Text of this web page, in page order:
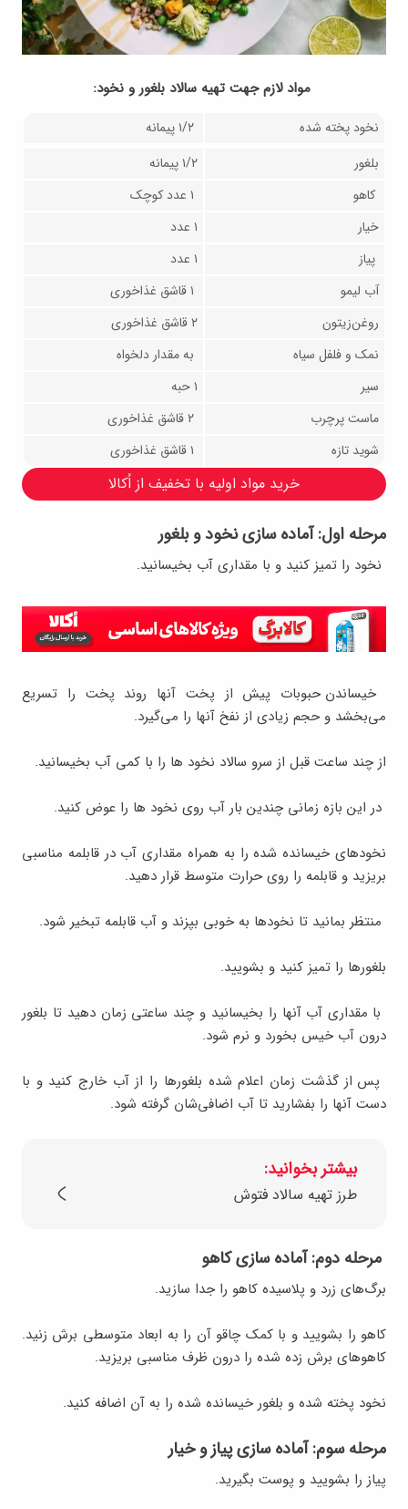
مواد لازم جهت تهیه سالاد بلغور و نخود:
نخود پخته شده
بلغور
۱/۲ پیمانه
کاهو
خیار
۱ عدد
پیاز
۱ عدد
آب لیمو
روغن‌زیتون
۲ قاشق غذاخوری
نمک و فلفل سیاه
به مقدار دلخواه
سیر
۱ حبه
ماست پرچرب
شوید تازه
خرید مواد اولیه با تخفیف از اُکالا
مرحله اول: آماده سازی نخود و بلغور
نخود را تمیز کنید و با مقداری آب بخیسانید.
خیساندن حبوبات پیش از پخت آنها روند پخت را تسریع
می‌بخشد و حجم زیادی از نفخ آنها را می‌گیرد.
از چند ساعت قبل از سرو سالاد نخود ها را با کمی آب بخیسانید.
در این بازه زمانی چندین بار آب روی نخود ها را عوض کنید.
نخودهای خیسانده شده را به همراه مقداری آب در قابلمه مناسبی
بریزید و قابلمه را روی حرارت متوسط قرار دهید.
منتظر بمانید تا نخودها به خوبی بپزند و آب قابلمه تبخیر شود.
بلغورها را تمیز کنید و بشویید.
با مقداری آب آنها را بخیسانید و چند ساعتی زمان دهید تا بلغور
درون آب خیس بخورد و نرم شود.
پس از گذشت زمان اعلام شده بلغورها را از آب خارج کنید و با
دست آنها را بفشارید تا آب اضافی‌شان گرفته شود.
بیشتر بخوانید:
طرز تهیه سالاد فتوش
مرحله دوم: آماده سازی کاهو
برگ‌های زرد و پلاسیده کاهو را جدا سازید.
کاهو را بشویید و با کمک چاقو آن را به ابعاد متوسطی برش زنید.
کاهوهای برش زده شده را درون ظرف مناسبی بریزید.
نخود پخته شده و بلغور خیسانده شده را به آن اضافه کنید.
مرحله سوم: آماده سازی پیاز و خیار
پیاز را بشویید و پوست بگیرید.